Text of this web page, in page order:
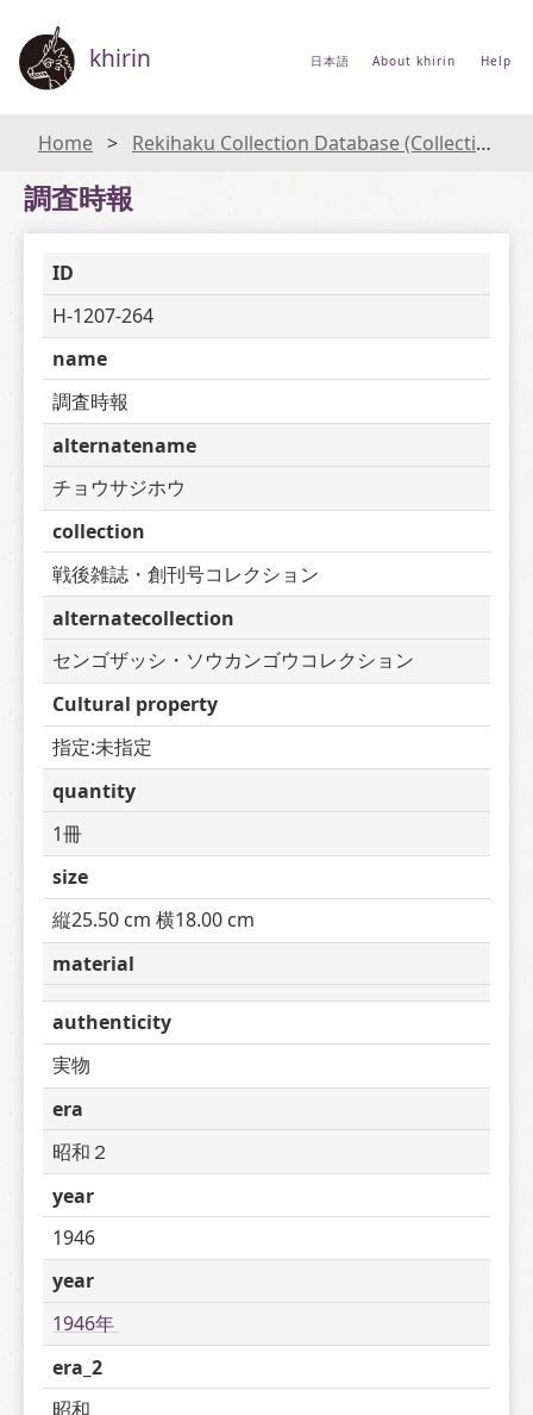
khirin 日本語 About khirin Help
Home Rekihaku Collection Database (Collections Database of the National Museum of Japanese History)
調査時報
ID
H-1207-264
name
調査時報
alternatename
チョウサジホウ
collection
戦後雑誌・創刊号コレクション
alternatecollection
センゴザッシ・ソウカンゴウコレクション
Cultural property
指定:未指定
quantity
1冊
size
縦25.50 cm 横18.00 cm
material
authenticity
実物
era
昭和２
year
1946
year
1946年
era_2
昭和